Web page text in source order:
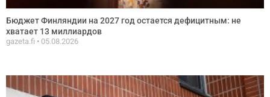
Бюджет Финляндии на 2027 год остается дефицитным: не
хватает 13 миллиардов
gazeta.fi 05.08.2026